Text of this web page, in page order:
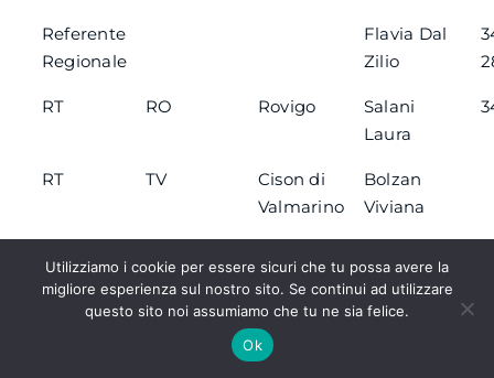
Referente
Regionale
Flavia Dal
Zilio
RT RO Rovigo
Salani
Laura
RT TV
Cison di
Valmarino
Bolzan
Viviana
Romana
Vista da 1 a 4 di 4 elementi
Utilizziamo i cookie per essere sicuri che tu possa avere la
migliore esperienza sul nostro sito. Se continui ad utilizzare
questo sito noi assumiamo che tu ne sia felice.
Ok